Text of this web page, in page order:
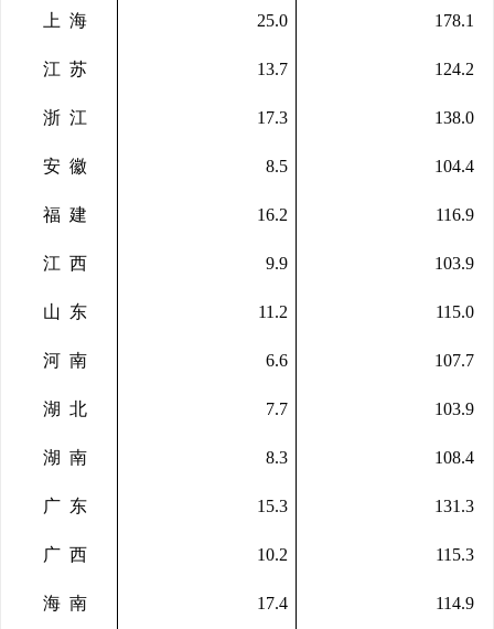
上 海 25.0 178.1
江 苏 13.7 124.2
浙 江 17.3 138.0
安 徽 8.5 104.4
福 建 16.2 116.9
江 西 9.9 103.9
山 东 11.2 115.0
河 南 6.6 107.7
湖 北 7.7 103.9
湖 南 8.3 108.4
广 东 15.3 131.3
广 西 10.2 115.3
海 南 17.4 114.9